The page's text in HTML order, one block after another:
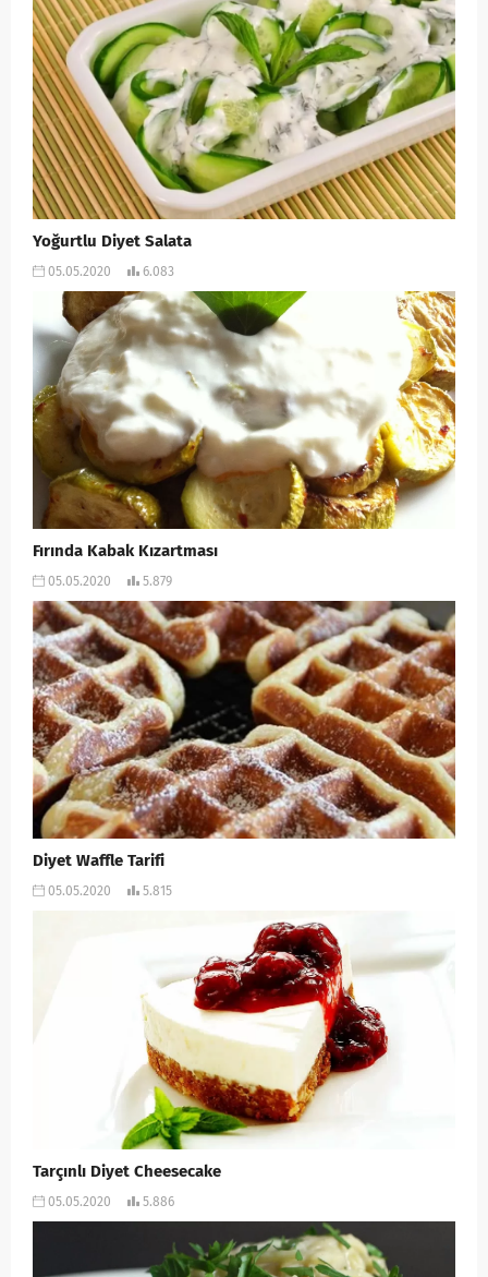
Yoğurtlu Diyet Salata
05.05.2020 6.083
Fırında Kabak Kızartması
05.05.2020 5.879
Diyet Waffle Tarifi
05.05.2020 5.815
Tarçınlı Diyet Cheesecake
05.05.2020 5.886